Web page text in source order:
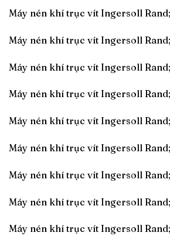
Máy nén khí trục vít Ingersoll
Máy nén khí trục vít Ingersoll
Máy nén khí trục vít Ingersoll
Máy nén khí trục vít Ingersoll Rand;
Máy nén khí trục vít Ingersoll
Máy nén khí trục vít Ingersoll
Máy nén khí trục vít Ingersoll
Máy nén khí trục vít Ingersoll
Máy nén khí trục vít Ingersoll